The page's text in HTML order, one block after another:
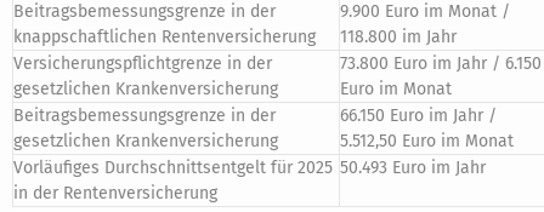
Beitragsbemessungsgrenze in der
knappschaftlichen Rentenversicherung
9.900 Euro im Monat /
118.800 im Jahr
Versicherungspflichtgrenze in der
gesetzlichen Krankenversicherung
73.800 Euro im Jahr / 6.150
Euro im Monat
Beitragsbemessungsgrenze in der
gesetzlichen Krankenversicherung
66.150 Euro im Jahr /
5.512,50 Euro im Monat
Vorläufiges Durchschnittsentgelt für 2025
in der Rentenversicherung
50.493 Euro im Jahr